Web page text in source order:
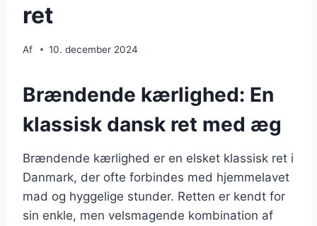
ret
Af 10. december 2024
Brændende kærlighed: En
klassisk dansk ret med æg
Brændende kærlighed er en elsket klassisk ret i
Danmark, der ofte forbindes med hjemmelavet
mad og hyggelige stunder. Retten er kendt for
sin enkle, men velsmagende kombination af